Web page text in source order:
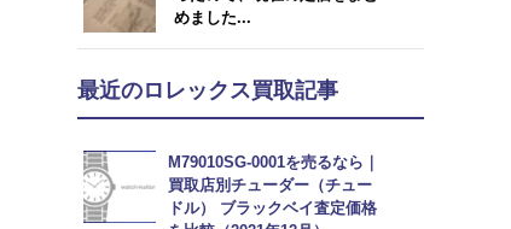
めました...
最近のロレックス買取記事
M79010SG-0001を売るなら｜
買取店別チューダー（チュー
ドル） ブラックベイ査定価格